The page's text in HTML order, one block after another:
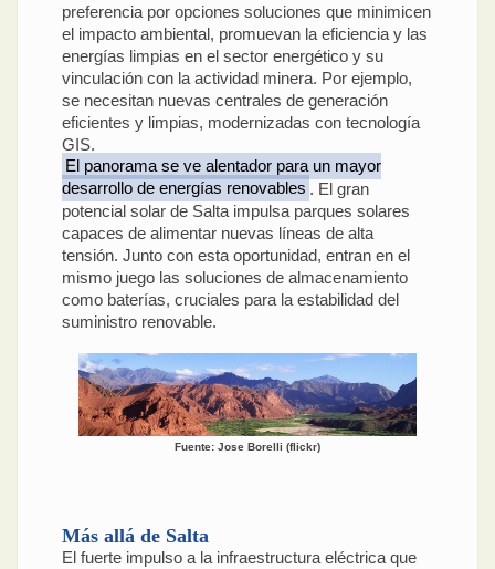
preferencia por opciones soluciones que minimicen
el impacto ambiental, promuevan la eficiencia y las
energías limpias en el sector energético y su
vinculación con la actividad minera. Por ejemplo,
se necesitan nuevas centrales de generación
eficientes y limpias, modernizadas con tecnología
GIS.
El panorama se ve alentador para un mayor
desarrollo de energías renovables . El gran
potencial solar de Salta impulsa parques solares
capaces de alimentar nuevas líneas de alta
tensión. Junto con esta oportunidad, entran en el
mismo juego las soluciones de almacenamiento
como baterías, cruciales para la estabilidad del
suministro renovable.
Fuente: Jose Borelli (flickr)
Más allá de Salta
El fuerte impulso a la infraestructura eléctrica que